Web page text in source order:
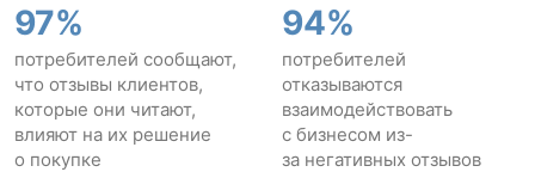
97%
потребителей сообщают,
что отзывы клиентов,
которые они читают,
влияют на их решение
о покупке
94%
потребителей
отказываются
взаимодействовать
с бизнесом из-
за негативных отзывов